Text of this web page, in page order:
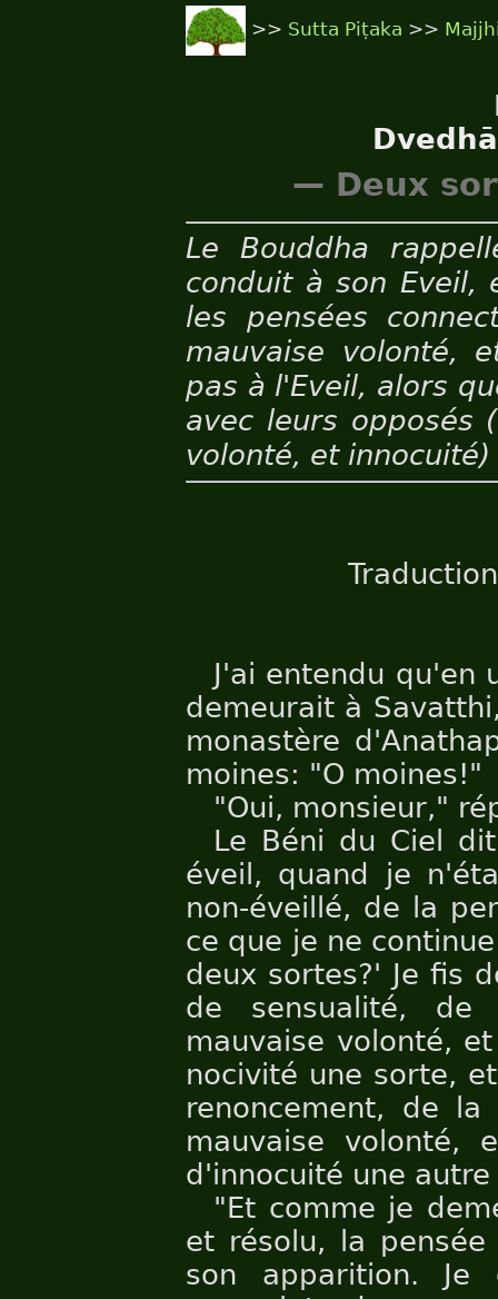
>> Sutta Piṭaka >>
— Deux
Le Bouddha
conduit à son Eveil,
les pensées
mauvaise volonté,
pas à l'Eveil, alors
avec leurs opposés
volonté, et
J'ai entendu qu'en
demeurait à
monastère
moines: "O moines!"
"Oui, monsieur,"
Le Béni du Ciel
éveil, quand je
non-éveillé, de la
ce que je ne
deux sortes?' Je fis
de sensualité, de
mauvaise volonté,
nocivité une sorte,
renoncement, de
mauvaise volonté,
d'innocuité une
"Et comme je
et résolu, la
son apparition. Je